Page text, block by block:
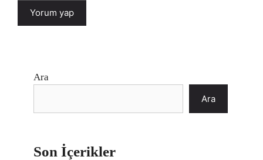
Ara
Ara
Son İçerikler